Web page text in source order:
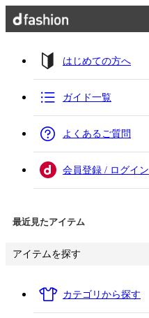
はじめての方へ
ガイド一覧
よくあるご質問
会員登録 / ログイン
最近見たアイテム
アイテムを探す
カテゴリから探す